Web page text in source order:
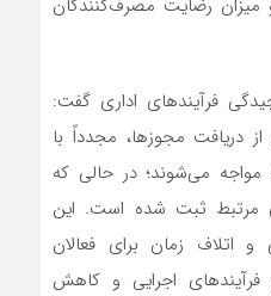
و میزان رضایت مصرف‌کنندگان
فرآیندهای اداری گفت:
دریافت مجوزها، مجدداً با
مواجه می‌شوند؛ در حالی که
مرتبط ثبت شده است. این
اتلاف زمان برای فعالان
اجرایی و کاهش